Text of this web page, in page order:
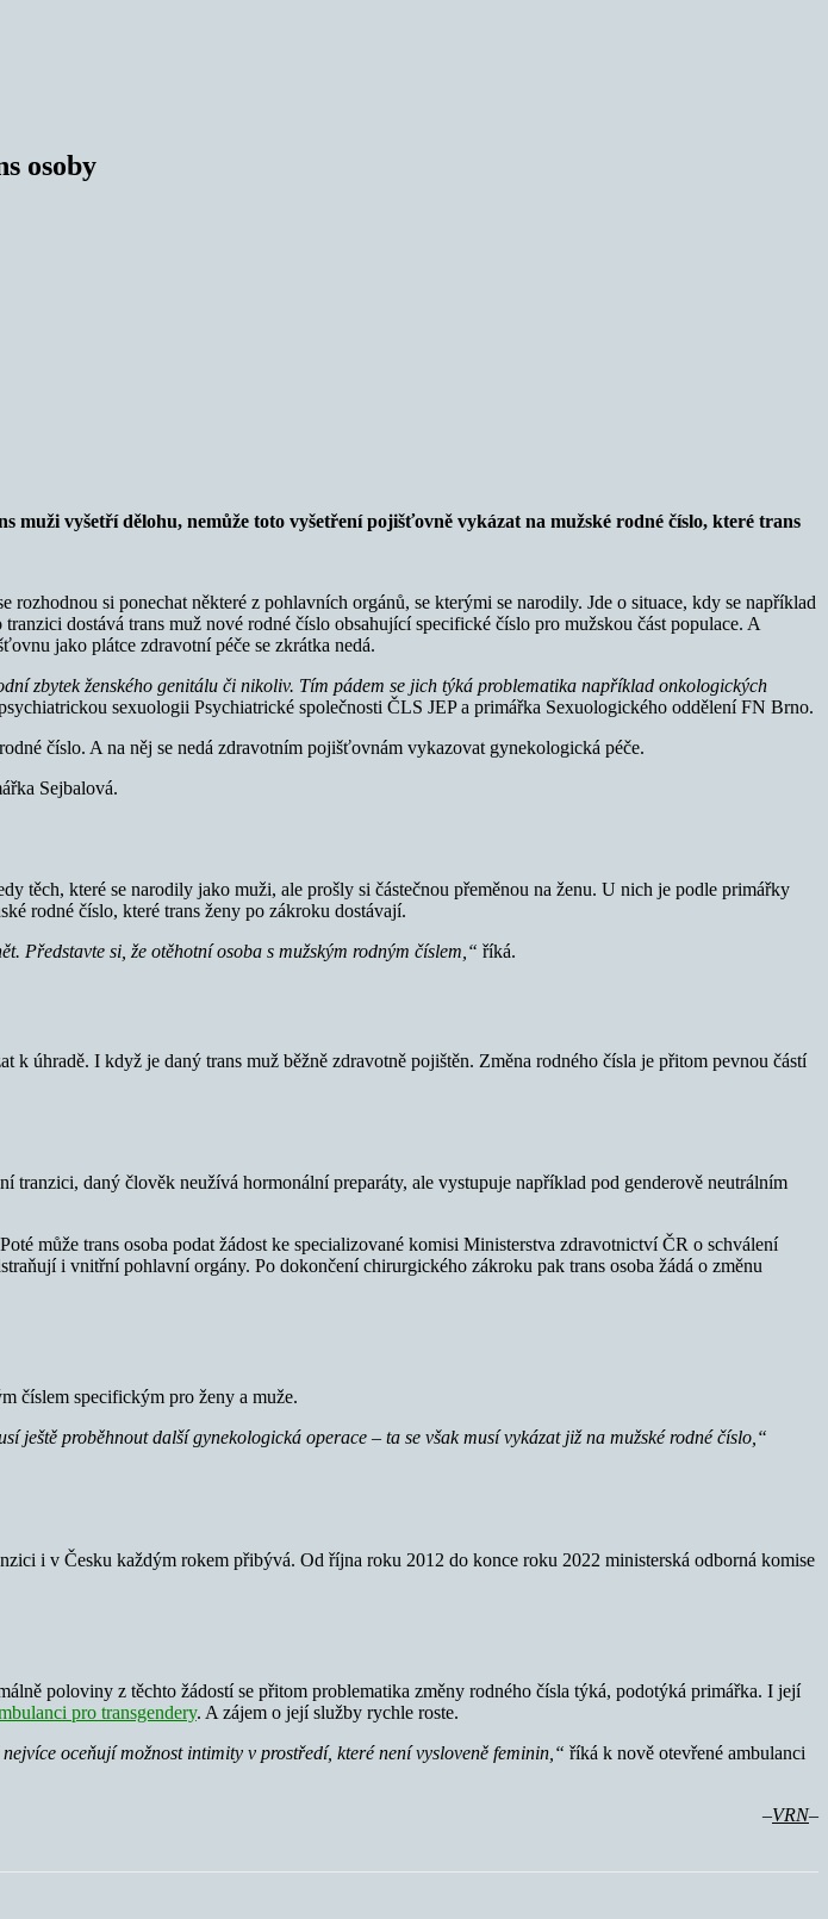
osoby
vyšetří dělohu, nemůže toto vyšetření pojišťovně vykázat na mužské rodné číslo, které trans
si ponechat některé z pohlavních orgánů, se kterými se narodily. Jde o situace, kdy se například
dostává trans muž nové rodné číslo obsahující specifické číslo pro mužskou část populace. A
jako plátce zdravotní péče se zkrátka nedá.
zbytek ženského genitálu či nikoliv. Tím pádem se jich týká problematika například onkologických
sexuologii Psychiatrické společnosti ČLS JEP a primářka Sexuologického oddělení FN Brno.
číslo. A na něj se nedá zdravotním pojišťovnám vykazovat gynekologická péče.
Sejbalová.
těch, které se narodily jako muži, ale prošly si částečnou přeměnou na ženu. U nich je podle primářky
rodné číslo, které trans ženy po zákroku dostávají.
Představte si, že otěhotní osoba s mužským rodným číslem,“ říká.
úhradě. I když je daný trans muž běžně zdravotně pojištěn. Změna rodného čísla je přitom pevnou částí
daný člověk neužívá hormonální preparáty, ale vystupuje například pod genderově neutrálním
může trans osoba podat žádost ke specializované komisi Ministerstva zdravotnictví ČR o schválení
i vnitřní pohlavní orgány. Po dokončení chirurgického zákroku pak trans osoba žádá o změnu
číslem specifickým pro ženy a muže.
proběhnout další gynekologická operace – ta se však musí vykázat již na mužské rodné číslo,“
i v Česku každým rokem přibývá. Od října roku 2012 do konce roku 2022 ministerská odborná komise
poloviny z těchto žádostí se přitom problematika změny rodného čísla týká, podotýká primářka. I její
pro transgendery. A zájem o její služby rychle roste.
oceňují možnost intimity v prostředí, které není vysloveně feminin,“ říká k nově otevřené ambulanci
–VRN–